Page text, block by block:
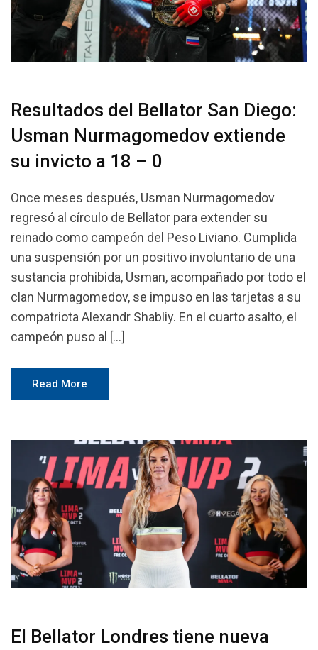
Resultados del Bellator San Diego:
Usman Nurmagomedov extiende
su invicto a 18 – 0
Once meses después, Usman Nurmagomedov
regresó al círculo de Bellator para extender su
reinado como campeón del Peso Liviano. Cumplida
una suspensión por un positivo involuntario de una
sustancia prohibida, Usman, acompañado por todo el
clan Nurmagomedov, se impuso en las tarjetas a su
compatriota Alexandr Shabliy. En el cuarto asalto, el
campeón puso al […]
Read More
El Bellator Londres tiene nueva